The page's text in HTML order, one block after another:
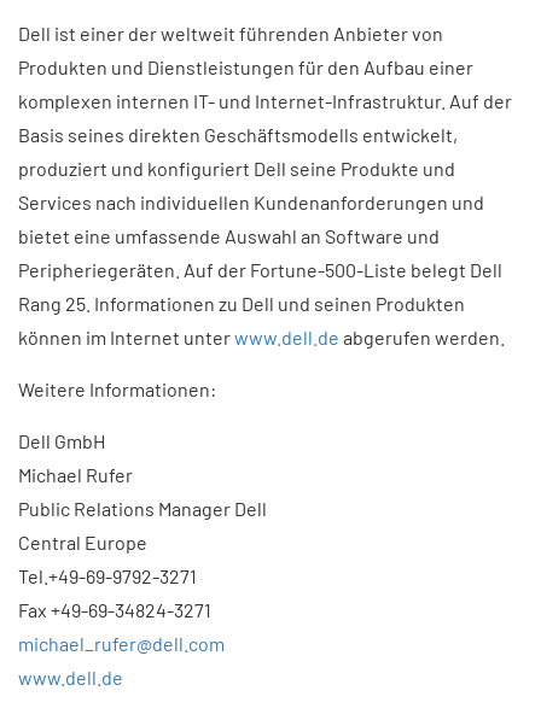
Dell ist einer der weltweit führenden Anbieter von
Produkten und Dienstleistungen für den Aufbau einer
komplexen internen IT- und Internet-Infrastruktur. Auf der
Basis seines direkten Geschäftsmodells entwickelt,
produziert und konfiguriert Dell seine Produkte und
Services nach individuellen Kundenanforderungen und
bietet eine umfassende Auswahl an Software und
Peripheriegeräten. Auf der Fortune-500-Liste belegt Dell
Rang 25. Informationen zu Dell und seinen Produkten
können im Internet unterwww.dell.de abgerufen werden.
Weitere Informationen:
Dell GmbH
Michael Rufer
Public Relations Manager Dell
Central Europe
Tel.+49-69-9792-3271
Fax +49-69-34824-3271
michael_rufer@dell.com
www.dell.de